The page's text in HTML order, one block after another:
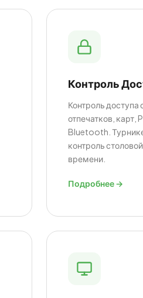
Контроль
Контроль доступа
отпечатков, карт,
Bluetooth.
контроль
времени.
Подробнее →